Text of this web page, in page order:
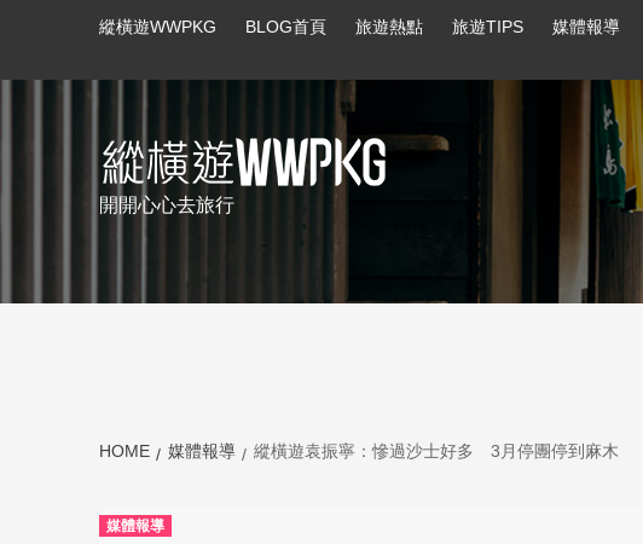
縱橫遊WWPKG BLOG首頁 旅遊熱點 旅遊TIPS 媒體報導
開開心心去旅行
HOME 媒體報導 縱橫遊袁振寧：慘過沙士好多 3月停團停到麻木
媒體報導